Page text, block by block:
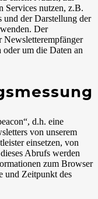
Services nutzen, z.B.
und der Darstellung der
Der
Newsletterempfänger
oder um die Daten an
d.h. eine
von unserem
einsetzen, von
Abrufs werden
zum Browser
und Zeitpunkt des